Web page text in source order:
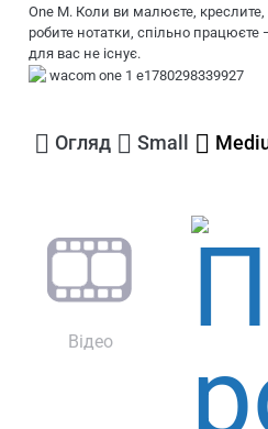
One M. Коли ви малюєте, креслите,
робите нотатки, спільно
для вас не існує.
Огляд Small
Відео